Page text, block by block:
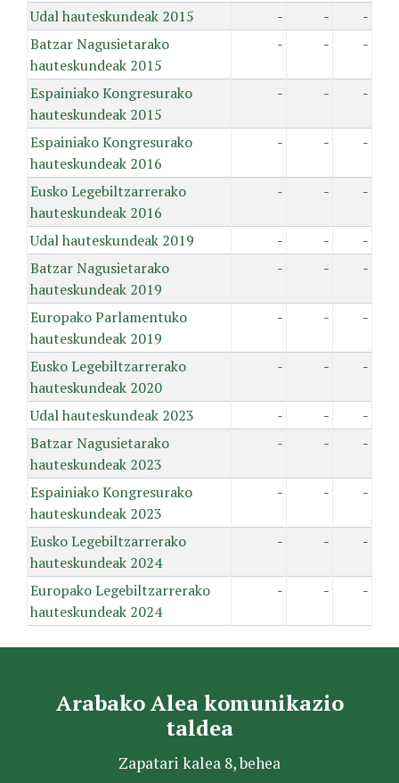
Udal hauteskundeak 2015 - -
-
Batzar Nagusietarako
hauteskundeak 2015
- - -
Espainiako Kongresurako
hauteskundeak 2015
- - -
Espainiako Kongresurako
hauteskundeak 2016
- - -
Eusko Legebiltzarrerako
hauteskundeak 2016
- - -
Udal hauteskundeak 2019 - -
-
Batzar Nagusietarako
hauteskundeak 2019
- - -
Europako Parlamentuko
hauteskundeak 2019
- - -
Eusko Legebiltzarrerako
hauteskundeak 2020
- - -
Udal hauteskundeak 2023 - -
-
Batzar Nagusietarako
hauteskundeak 2023
- - -
Espainiako Kongresurako
hauteskundeak 2023
- - -
Eusko Legebiltzarrerako
hauteskundeak 2024
- - -
Europako Legebiltzarrerako
hauteskundeak 2024
- - -
Arabako Alea komunikazio
taldea
Zapatari kalea 8, behea